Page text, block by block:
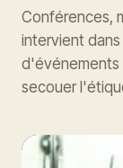
Conférences,
intervient
d'événements
secouer